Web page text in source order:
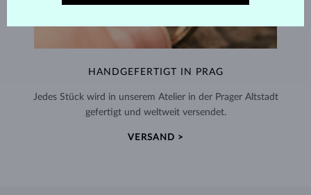
HANDGEFERTIGT IN PRAG
Jedes Stück wird in unserem Atelier in der Prager Altstadt
gefertigt und weltweit versendet.
VERSAND >